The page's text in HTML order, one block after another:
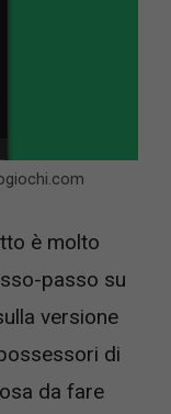
è molto
passo su
versione
di
da fare